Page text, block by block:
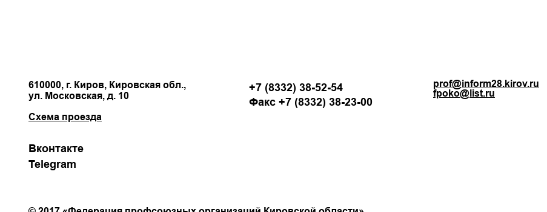
610000, г. Киров, Кировская обл.,
ул. Московская, д. 10
Схема проезда
Вконтакте
Telegram
+7 (8332) 38-52-54
Факс +7 (8332) 38-23-00
prof@inform28.kirov.ru
fpoko@list.ru